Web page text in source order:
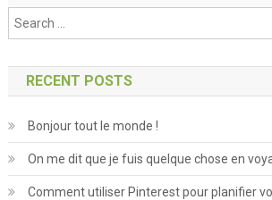
RECENT POSTS
Bonjour tout le monde !
On me dit que je fuis quelque chose en
Comment utiliser Pinterest pour planifier